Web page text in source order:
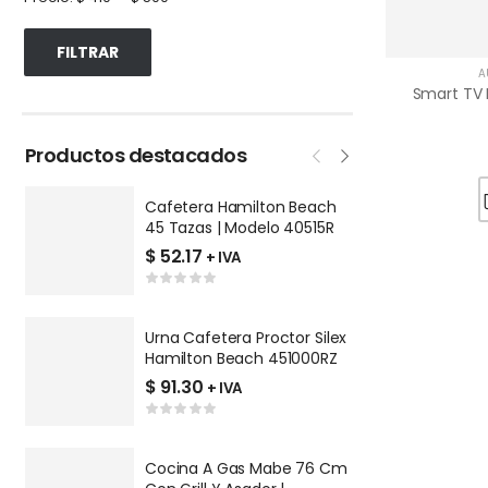
FILTRAR
Productos destacados
Cafetera Hamilton Beach
45 Tazas | Modelo 40515R
$ 52.17 + IVA
Urna Cafetera Proctor Silex
Hamilton Beach 451000RZ
$ 91.30 + IVA
Cocina A Gas Mabe 76 Cm